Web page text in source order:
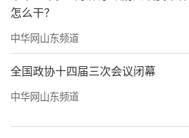
9月300城住宅用地成交
月上海宅地待拍起始价近180
土地成交方面，近两
减少，成交规模缩量态势延
比持续回落。根据中指数
怎么干？
中华网山东频道
全国政协十四届三次会议闭幕
中华网山东频道